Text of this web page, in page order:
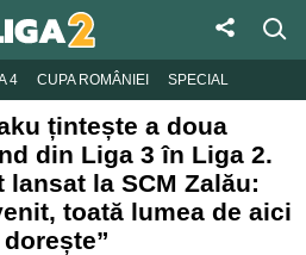
4 CUPA ROMÂNIEI SPECIAL
țintește a doua
din Liga 3 în Liga 2.
la SCM Zalău:
toată lumea de aici